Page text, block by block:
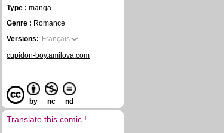
Type : manga
Genre : Romance
Versions: Français
cupidon-boy.amilova.com
by nc nd
Translate this comic !